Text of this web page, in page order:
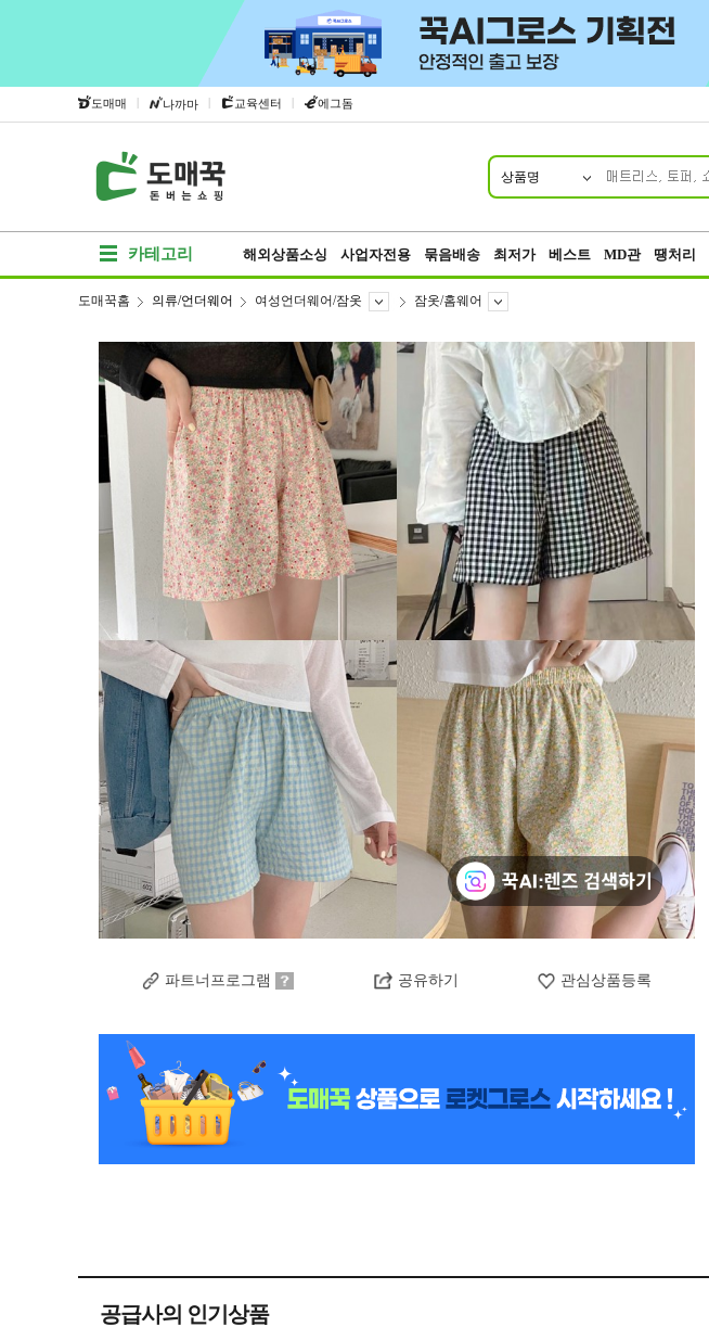
도매매 | 나까마 | 교육센터 | 에그돔
상품명
카테고리 해외상품소싱 사업자전용 묶음배송 최저가 베스트 MD관 땡처리
도매꾹홈 의류/언더웨어 여성언더웨어/잠옷 잠옷/홈웨어
파트너프로그램 공유하기 관심상품등록
공급사의 인기상품